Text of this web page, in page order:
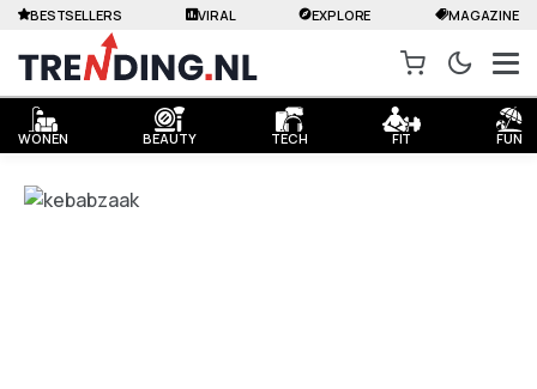
WONEN BEAUTY TECH FIT FUN
BESTSELLERS VIRAL EXPLORE MAGAZINE